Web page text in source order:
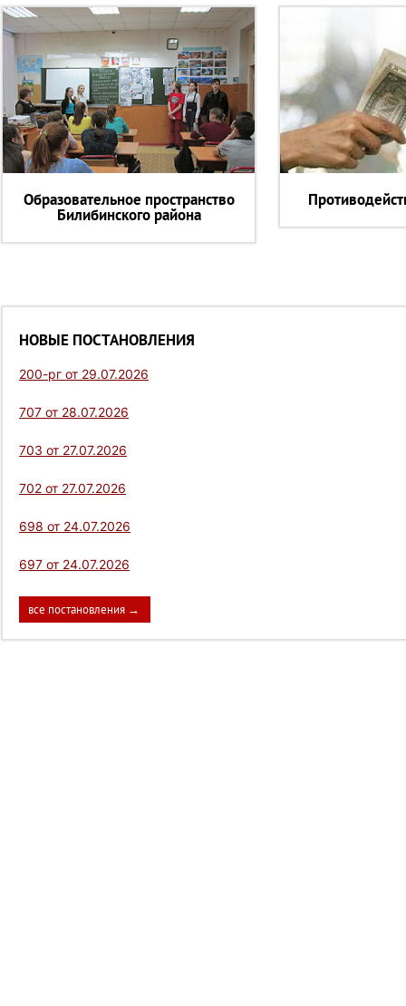
Образовательное пространство
Билибинского района
НОВЫЕ ПОСТАНОВЛЕНИЯ
200-рг от 29.07.2026
707 от 28.07.2026
703 от 27.07.2026
702 от 27.07.2026
698 от 24.07.2026
697 от 24.07.2026
все постановления →